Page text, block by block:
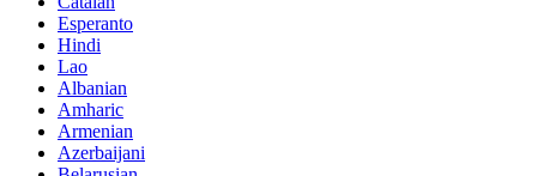
Esperanto
Hindi
Lao
Albanian
Amharic
Armenian
Azerbaijani